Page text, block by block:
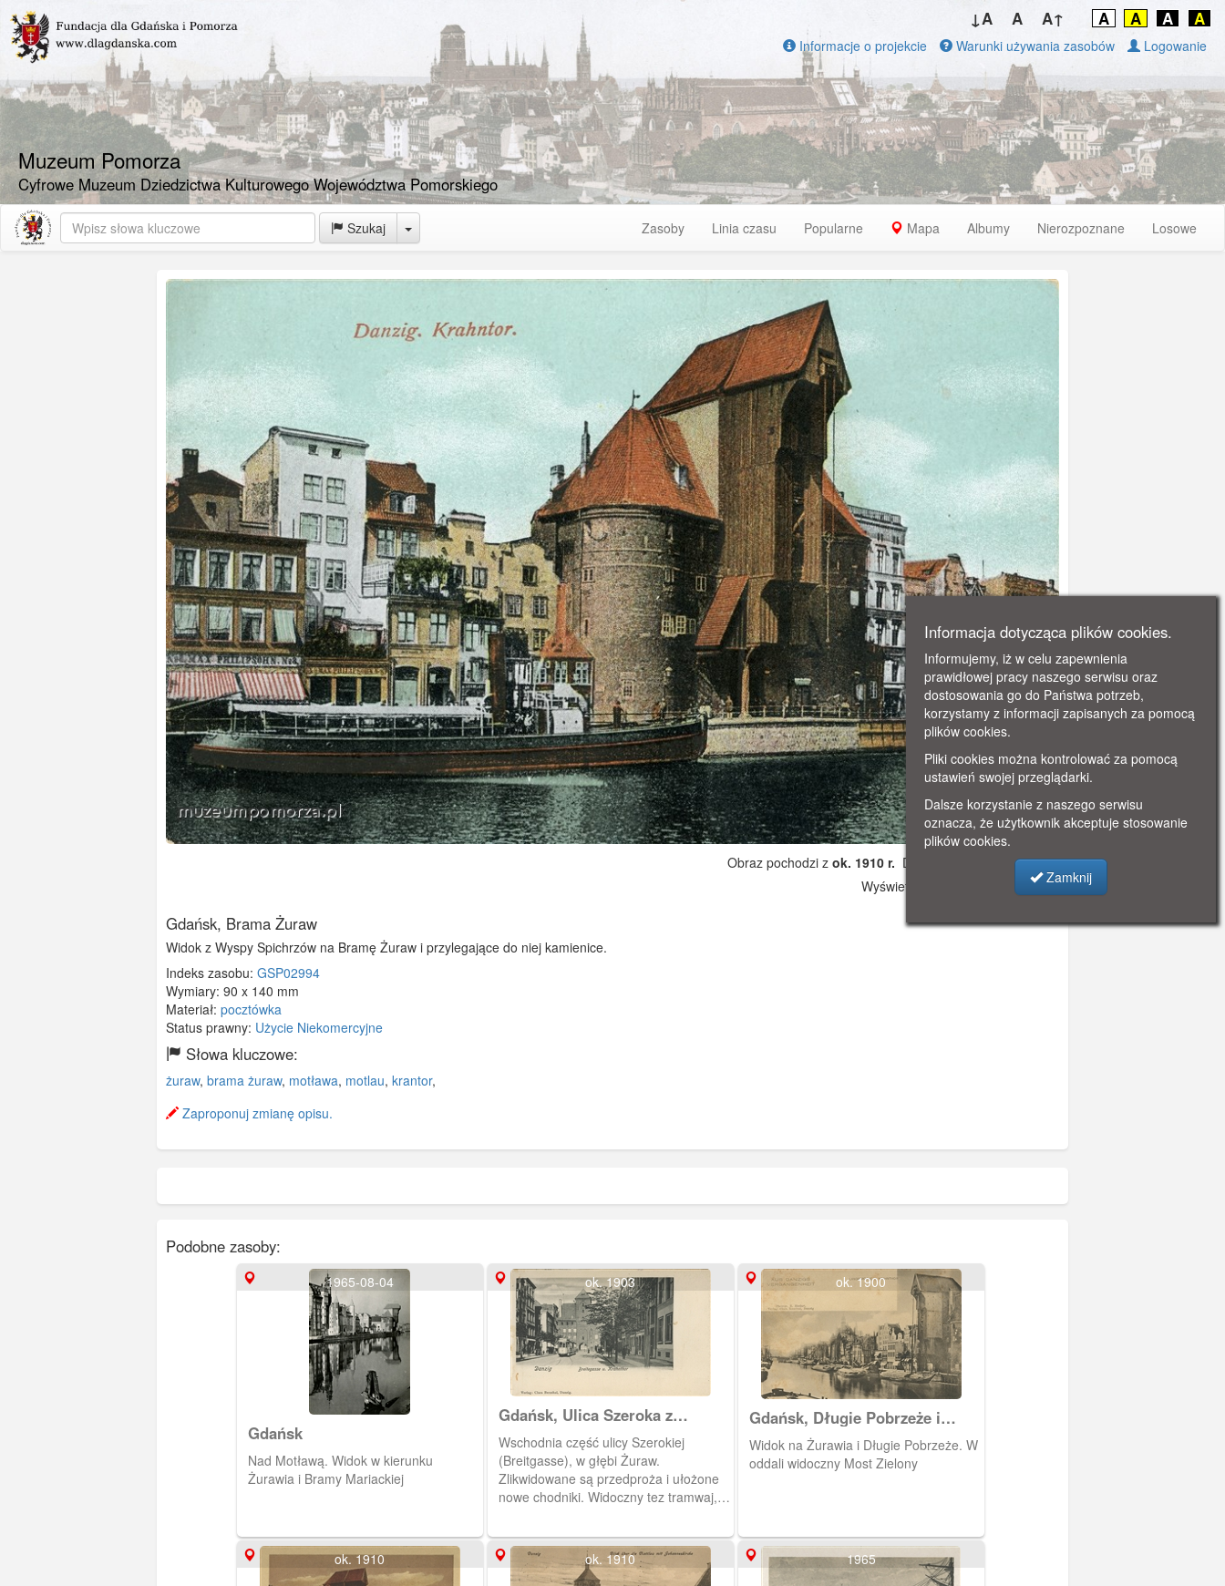
Muzeum Pomorza
Cyfrowe Muzeum Dziedzictwa Kulturowego Województwa Pomorskiego
↓A A A↑ A A A A
Informacje o projekcie Warunki używania zasobów Logowanie
Szukaj Toggle Dropdown Zasoby Linia czasu Popularne Mapa Albumy Nierozpoznane Losowe
Obraz pochodzi z ok. 1910 r. Dodano: 2021-11-08 12:15
Wyświetlono: 2668
Gdańsk, Brama Żuraw
Widok z Wyspy Spichrzów na Bramę Żuraw i przylegające do niej kamienice.
Indeks zasobu: GSP02994
Wymiary: 90 x 140 mm
Materiał: pocztówka
Status prawny: Użycie Niekomercyjne
Słowa kluczowe:
żuraw, brama żuraw, motława, motlau, krantor,
Zaproponuj zmianę opisu.
Podobne zasoby:
1965-08-04
Gdańsk
Nad Motławą. Widok w kierunku
Żurawia i Bramy Mariackiej
ok. 1903
Gdańsk, Ulica Szeroka z
Żurawiem
Wschodnia część ulicy Szerokiej
(Breitgasse), w głębi Żuraw.
Zlikwidowane są przedproża i ułożone
nowe chodniki. Widoczny tez tramwaj,
ok. 1900
Gdańsk, Długie Pobrzeże i
Żuraw
Widok na Żurawia i Długie Pobrzeże. W
oddali widoczny Most Zielony
ok. 1910 ok. 1910 1965
Informacja dotycząca plików cookies.
Informujemy, iż w celu zapewnienia
prawidłowej pracy naszego serwisu oraz
dostosowania go do Państwa potrzeb,
korzystamy z informacji zapisanych za pomocą
plików cookies.
Pliki cookies można kontrolować za pomocą
ustawień swojej przeglądarki.
Dalsze korzystanie z naszego serwisu
oznacza, że użytkownik akceptuje stosowanie
plików cookies.
Zamknij